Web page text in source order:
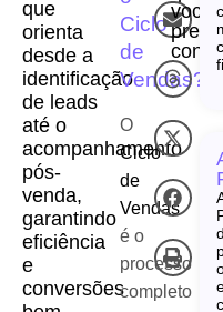
que
orienta
desde a
identificação
de leads
até o
acompanhamento
pós-
venda,
garantindo
eficiência
e
conversões
Ciclo
de
Vendas?
O
Ciclo
de
Vendas
é o
processo
completo
você